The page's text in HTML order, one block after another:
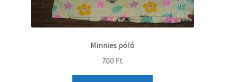
Minnies póló
700 Ft